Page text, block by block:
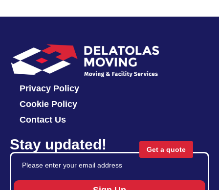
Get a quote
Privacy Policy
Cookie Policy
Contact Us
Stay updated!